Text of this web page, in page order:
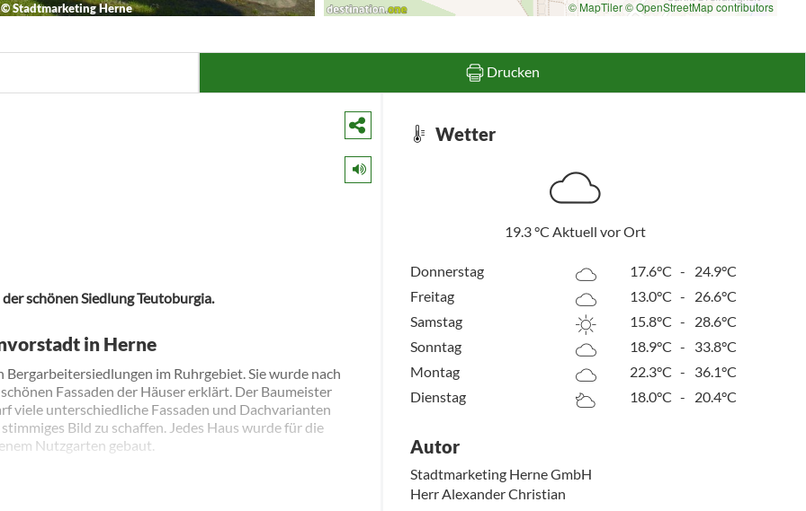
©Stadtmarketing Herne © MapTiler© OpenStreetMap contributors
Drucken
schönen Siedlung Teutoburgia.
in Herne
Bergarbeitersiedlungen im Ruhrgebiet. Sie wurde nach
Fassaden der Häuser erklärt. Der Baumeister
viele unterschiedliche Fassaden und Dachvarianten
Bild zu schaffen. Jedes Haus wurde für die
Nutzgarten gebaut.
Wetter
19.3°C Aktuell vor Ort
Donnerstag 17.6°C -
24.9°C
Freitag
13.0°C -
26.6°C
Samstag
15.8°C -
28.6°C
Sonntag
18.9°C -
33.8°C
Montag
22.3°C -
36.1°C
Dienstag
18.0°C - 20.4°C
Autor
Stadtmarketing Herne GmbH
Herr Alexander Christian